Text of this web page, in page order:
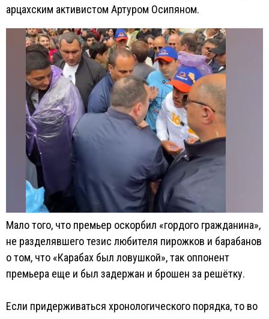
арцахским активистом Артуром Осипяном.
Мало того, что премьер оскорбил «гордого гражданина»,
не разделявшего тезис любителя пирожков и барабанов
о том, что «Карабах был ловушкой», так оппонент
премьера еще и был задержан и брошен за решётку.
Если придерживаться хронологического порядка, то во